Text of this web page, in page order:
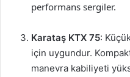
performans sergiler.
Karataş KTX 75:
için uygundur.
manevra kabiliyeti